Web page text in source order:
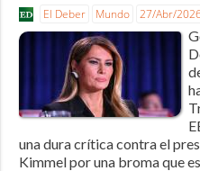
El Deber Mundo 27/Abr/
una dura crítica contra el
Kimmel por una broma que